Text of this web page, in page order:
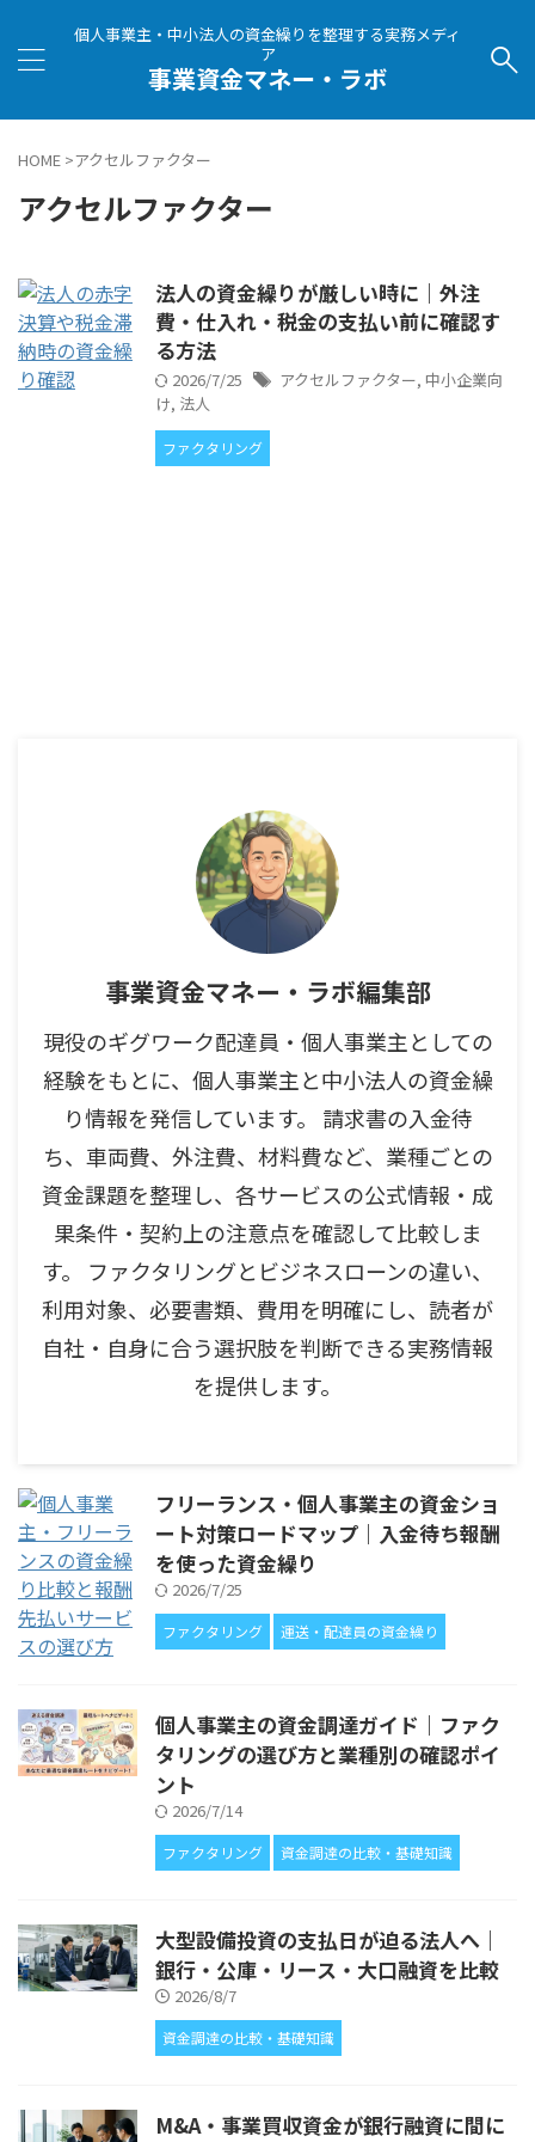
個人事業主・中小法人の資金繰りを整理する実務メディ
ア
事業資金マネー・ラボ
HOME >アクセルファクター
アクセルファクター
法人の資金繰りが厳しい時に｜外注
費・仕入れ・税金の支払い前に確認す
る方法
2026/7/25 アクセルファクター, 中小企業向
け, 法人
ファクタリング
事業資金マネー・ラボ編集部
現役のギグワーク配達員・個人事業主としての
経験をもとに、個人事業主と中小法人の資金繰
り情報を発信しています。 請求書の入金待
ち、車両費、外注費、材料費など、業種ごとの
資金課題を整理し、各サービスの公式情報・成
果条件・契約上の注意点を確認して比較しま
す。 ファクタリングとビジネスローンの違い、
利用対象、必要書類、費用を明確にし、読者が
自社・自身に合う選択肢を判断できる実務情報
を提供します。
フリーランス・個人事業主の資金ショ
ート対策ロードマップ｜入金待ち報酬
を使った資金繰り
2026/7/25
ファクタリング 運送・配達員の資金繰り
個人事業主の資金調達ガイド｜ファク
タリングの選び方と業種別の確認ポイ
ント
2026/7/14
ファクタリング 資金調達の比較・基礎知識
大型設備投資の支払日が迫る法人へ｜
銀行・公庫・リース・大口融資を比較
2026/8/7
資金調達の比較・基礎知識
M&A・事業買収資金が銀行融資に間に